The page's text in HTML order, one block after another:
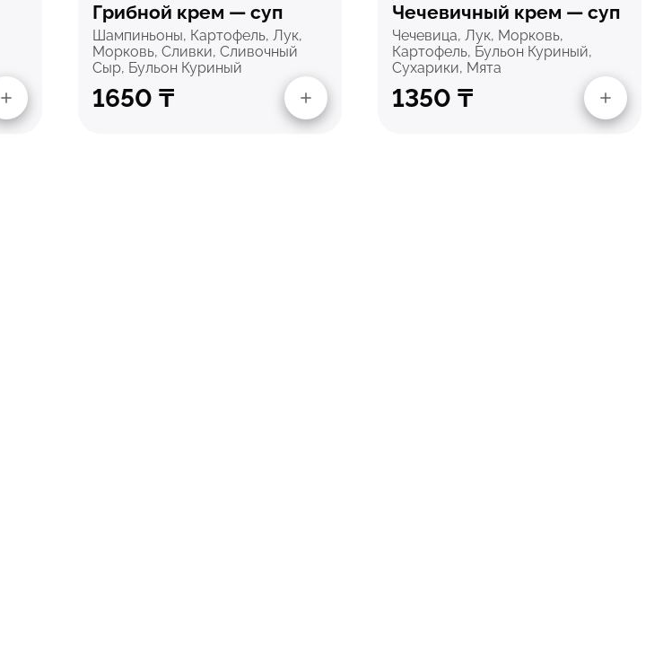
Грибной крем — суп
Шампиньоны, Картофель, Лук,
Морковь, Сливки, Сливочный
Сыр, Бульон Куриный
1650 ₸
Чечевичный крем — суп
Чечевица, Лук, Морковь,
Картофель, Бульон Куриный,
Сухарики, Мята
1350 ₸